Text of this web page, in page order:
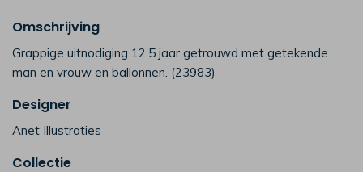
Omschrijving
Grappige uitnodiging 12,5 jaar getrouwd met getekende
man en vrouw en ballonnen. (23983)
Designer
Anet Illustraties
Collectie